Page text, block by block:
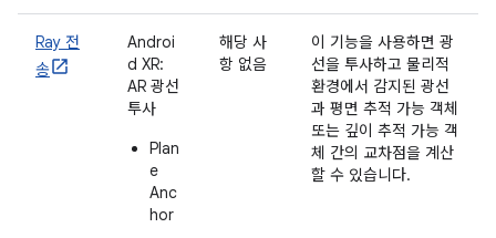
Ray 전
송
Androi
d XR:
AR 광선
투사
Plan
e
Anc
hor
해당 사
항 없음
이 기능을 사용하면 광
선을 투사하고 물리적
환경에서 감지된 광선
과 평면 추적 가능 객체
또는 깊이 추적 가능 객
체 간의 교차점을 계산
할 수 있습니다.